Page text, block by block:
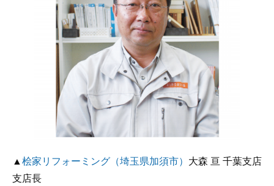
▲桧家リフォーミング（埼玉県加須市） 大森 亘 千葉支店
支店長